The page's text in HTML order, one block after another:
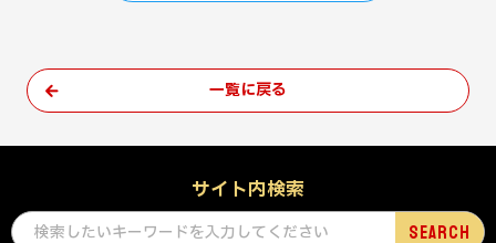
一覧に戻る
サイト内検索